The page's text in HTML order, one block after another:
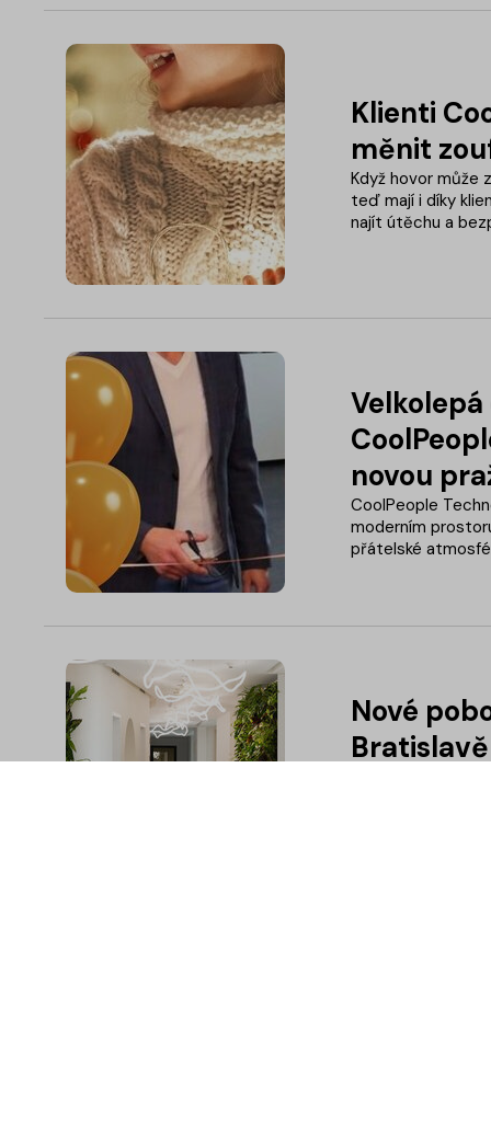
Klienti
měnit
Když hovor může
teď mají i díky
najít útěchu a
novou
CoolPeople
moderním
přátelské
Nové